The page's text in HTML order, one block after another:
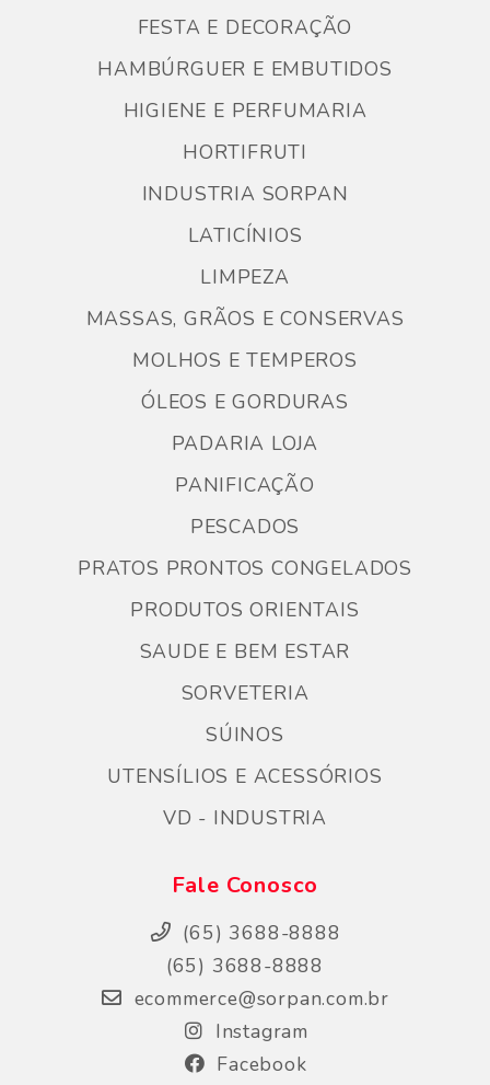
FESTA E DECORAÇÃO
HAMBÚRGUER E EMBUTIDOS
HIGIENE E PERFUMARIA
HORTIFRUTI
INDUSTRIA SORPAN
LATICÍNIOS
LIMPEZA
MASSAS, GRÃOS E CONSERVAS
MOLHOS E TEMPEROS
ÓLEOS E GORDURAS
PADARIA LOJA
PANIFICAÇÃO
PESCADOS
PRATOS PRONTOS CONGELADOS
PRODUTOS ORIENTAIS
SAUDE E BEM ESTAR
SORVETERIA
SÚINOS
UTENSÍLIOS E ACESSÓRIOS
VD - INDUSTRIA
Fale Conosco
(65) 3688-8888
(65) 3688-8888
ecommerce@sorpan.com.br
Instagram
Facebook